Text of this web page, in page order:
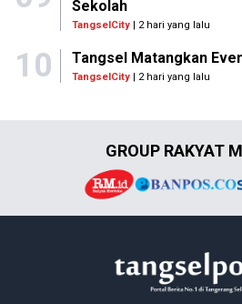
Sekolah
TangselCity| 2 hari yang lalu
10 Tangsel Matangkan
TangselCity | 2 hari yang lalu
GROUP RAKYAT